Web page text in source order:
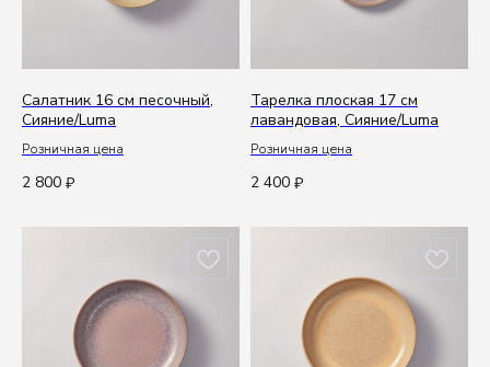
Салатник 16 см песочный,
Сияние/Luma
Розничная цена
2 800 ₽
Тарелка плоская 17 см
лавандовая, Сияние/Luma
Розничная цена
2 400 ₽